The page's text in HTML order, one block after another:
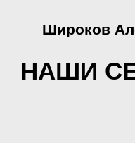
Широков
НАШИ